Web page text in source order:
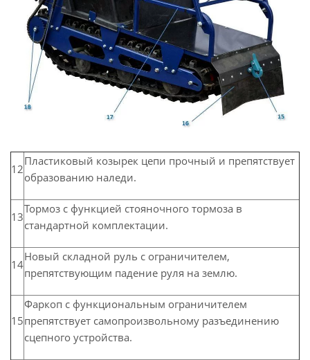
12
Пластиковый козырек цепи прочный и препятствует
образованию наледи.
13
Тормоз с функцией стояночного тормоза в
стандартной комплектации.
14
Новый складной руль с ограничителем,
препятствующим падение руля на землю.
15
Фаркоп с функциональным ограничителем
препятствует самопроизвольному разъединению
сцепного устройства.